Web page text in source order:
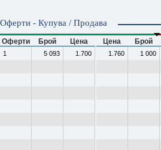
Оферти - Купува / Продава
Оферти Брой Цена
1 5 093 1.700
Цена Брой
1.760 1 000